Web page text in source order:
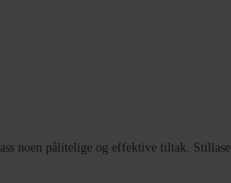
noen pålitelige og effektive tiltak.